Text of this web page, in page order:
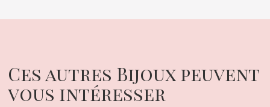
Ces autres Bijoux peuvent
vous intéresser